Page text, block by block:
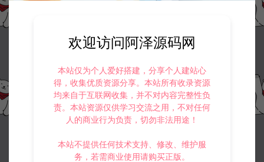
欢迎访问阿泽源码网
本站仅为个人爱好搭建，分享个人建站心
得，收集优质资源分享。本站所有收录资源
均来自于互联网收集，并不对内容完整性负
责。本站资源仅供学习交流之用，不对任何
人的商业行为负责，切勿非法用途！
本站不提供任何技术支持、修改、维护服
务，若需商业使用请购买正版。